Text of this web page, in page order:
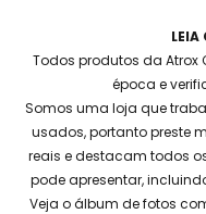
Todos produtos da
época e
Somos uma loja que
usados, portanto preste
reais e destacam todos
pode apresentar,
Veja o álbum de fotos